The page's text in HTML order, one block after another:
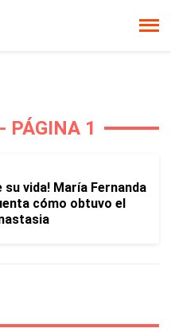
PÁGINA 1
su vida! María Fernanda
cómo obtuvo el